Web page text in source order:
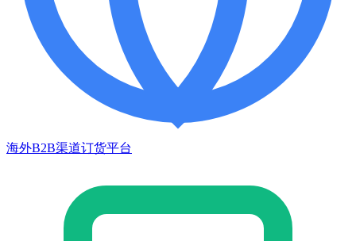
海外B2B渠道订货平台